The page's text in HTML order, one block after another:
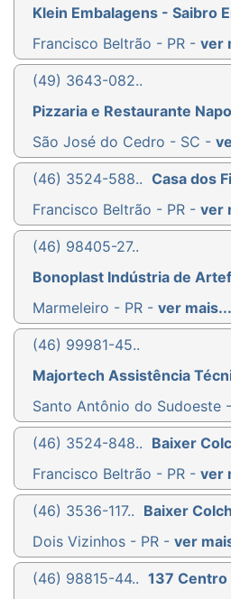
Klein Embalagens - Saibro
Francisco Beltrão - PR - ver
(49) 3643-082..
Pizzaria e Restaurante
São José do Cedro - SC -
(46) 3524-588.. Casa dos
Francisco Beltrão - PR - ver
(46) 98405-27..
Bonoplast Indústria de
Marmeleiro - PR - ver mais...
(46) 99981-45..
Majortech Assistência
Santo Antônio do Sudoeste
(46) 3524-848.. Baixer
Francisco Beltrão - PR - ver
(46) 3536-117.. Baixer
Dois Vizinhos - PR - ver
(46) 98815-44.. 137